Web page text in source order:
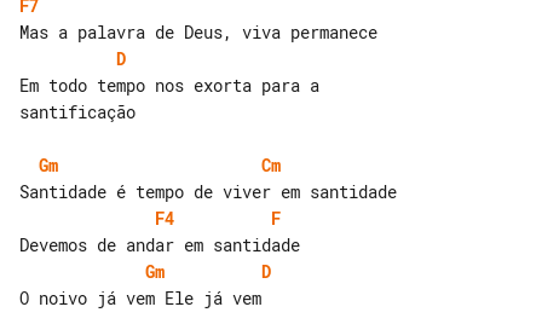
F7
D
Em todo tempo nos exorta para a
santificação
Gm
Cm
F4
F
Gm
D
O noivo já vem Ele já vem